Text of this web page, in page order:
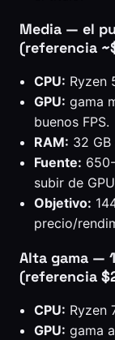
Media — el
(referencia
CPU: Ryzen
GPU: gama
buenos FPS.
RAM: 32
Fuente:
subir de
Objetivo:
precio/
Alta gama —
(referencia
CPU: Ryzen
GPU: gama